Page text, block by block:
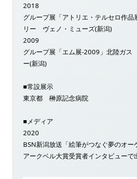
2018
グループ展「アトリエ・テルセロ作品
リー ヴェノ・ミューズ(新潟)
2009
グループ展「エム展-2009」北陸ガ
ー(新潟)
■常設展示
東京都 榊原記念病院
■メディア
2020
BSN新潟放送「絵筆がつなぐ夢のオー
アークベル大賞受賞者インタビューで